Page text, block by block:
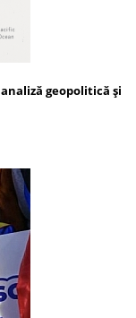
geopolitică și